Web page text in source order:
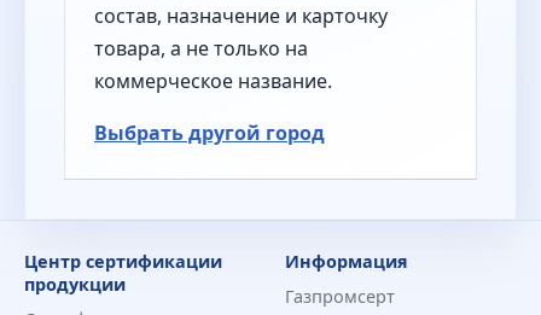
состав, назначение и карточку
товара, а не только на
коммерческое название.
Выбрать другой город
Центр сертификации
продукции
Информация
Газпромсерт